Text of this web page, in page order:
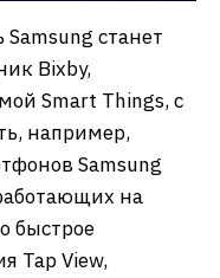
станет
Bixby,
Smart Things, с
например,
Samsung
на
быстрое
Tap View,